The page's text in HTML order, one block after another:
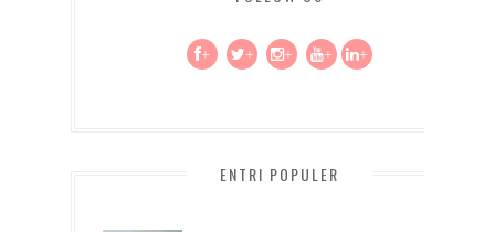
+ + + + +
ENTRI POPULER